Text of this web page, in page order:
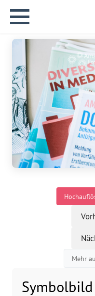
English version
Aktuelles
Über uns
Standorte
Mehr